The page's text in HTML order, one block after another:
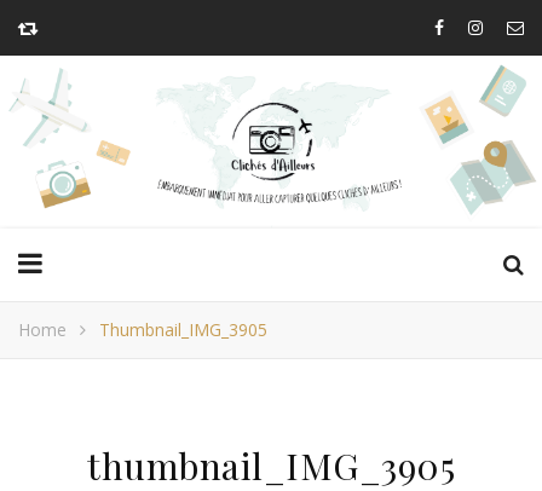
Home Thumbnail_IMG_3905
thumbnail_IMG_3905